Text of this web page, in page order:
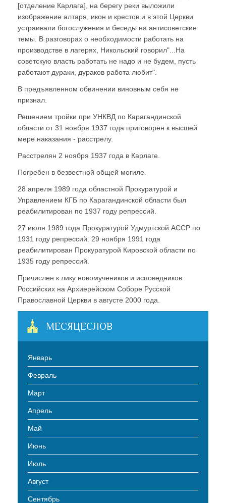
[отделение Карлага], на берегу реки выложили
изображение алтаря, икон и крестов и в этой Церкви
устраивали богослужения и беседы на антисоветские
темы. В разговорах о необходимости работать на
производстве в лагерях, Никольский говорил"...На
советскую власть работать не надо и не будем, пусть
работают дураки, дураков работа любит".
В предъявленном обвинении виновным себя не
признал.
Решением тройки при УНКВД по Карагандинской
области от 31 ноября 1937 года приговорен к высшей
мере наказания - расстрелу.
Расстрелян 2 ноября 1937 года в Карлаге.
Погребен в безвестной общей могиле.
28 апреля 1989 года областной Прокуратурой и
Управлением КГБ по Карагандинской области был
реабилитирован по 1937 году репрессий.
27 июля 1989 года Прокуратурой Удмуртской АССР по
1931 году репрессий. 29 ноября 1991 года
реабилитирован Прокуратурой Кировской области по
1935 году репрессий.
Причислен к лику новомучеников и исповедников
Российских на Архиерейском Соборе Русской
Православной Церкви в августе 2000 года.
МЕСЯЦЕСЛОВ
Январь
Февраль
Март
Апрель
Май
Июнь
Июль
Август
Сентябрь